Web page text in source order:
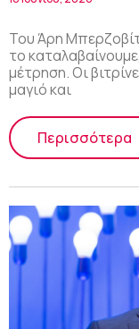
Του Άρη
το
μέτρηση. Οι
μαγιό και
Περισσότερα